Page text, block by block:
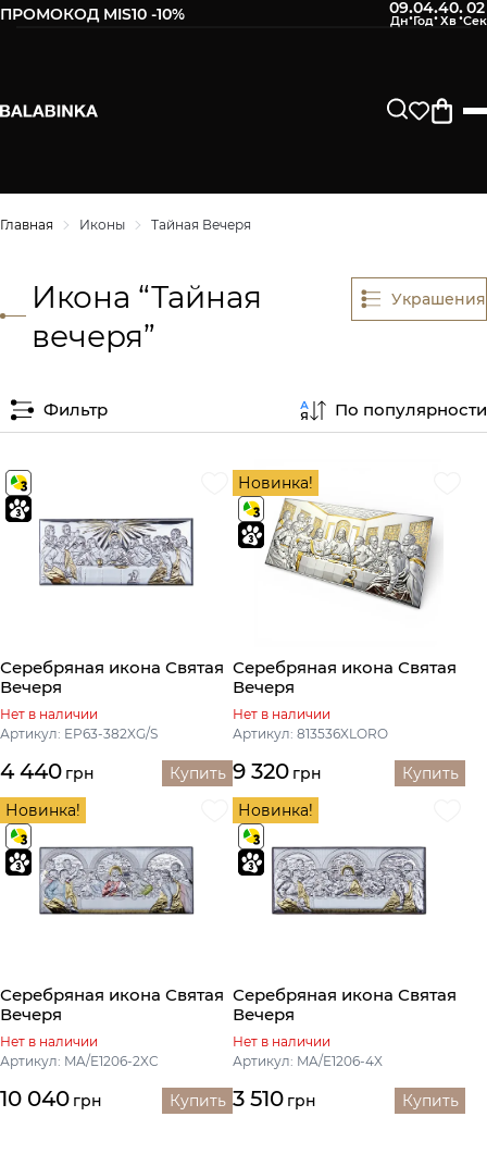
ПРОМОКОД MIS10 -10% 09:04:40:02
Главная Иконы Тайная Вечеря
Икона “Тайная
вечеря”
Украшения
Фильтр По популярности
Серебряная икона Святая
Вечеря
Нет в наличии
Артикул: EP63-382XG/S
4 440 грн Купить
Новинка!
Серебряная икона Святая
Вечеря
Нет в наличии
Артикул: 813536XLORO
9 320 грн
Купить
Новинка!
Серебряная икона Святая
Вечеря
Нет в наличии
Артикул: MA/E1206-2XC
10 040 грн Купить
Новинка!
Серебряная икона Святая
Вечеря
Нет в наличии
Артикул: MA/E1206-4X
3 510 грн Купить